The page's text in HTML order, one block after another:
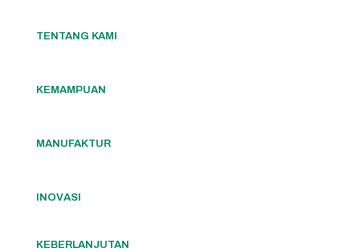
TENTANG KAMI
KEMAMPUAN
MANUFAKTUR
INOVASI
KEBERLANJUTAN